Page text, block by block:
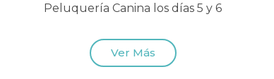
Peluquería Canina los días 5 y 6
Ver Más